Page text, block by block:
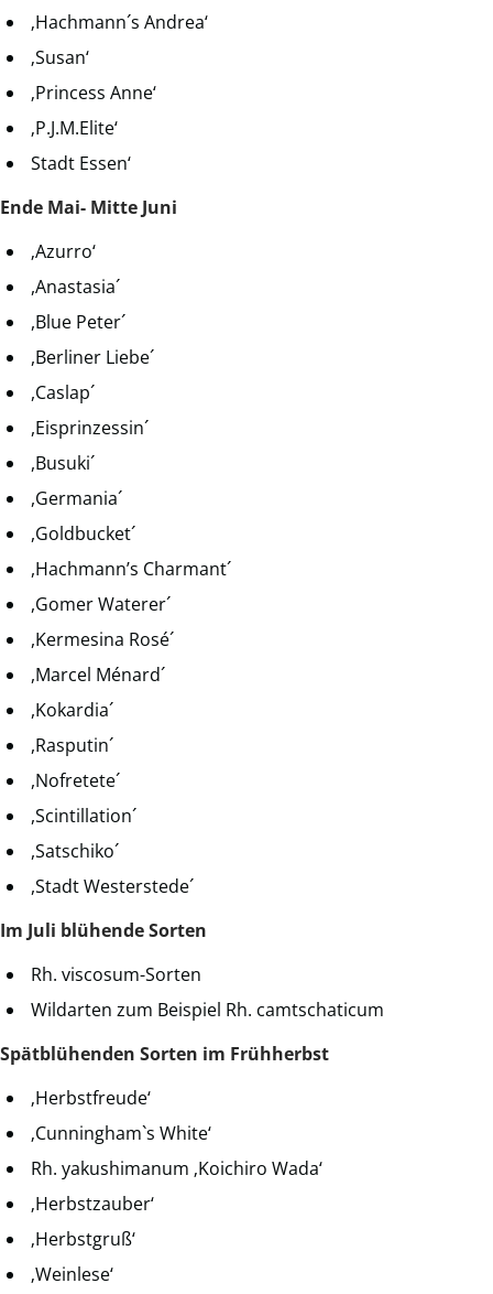
‚Hachmann´s Andrea‘
‚Susan‘
‚Princess Anne‘
‚P.J.M.Elite‘
Stadt Essen‘
Ende Mai- Mitte Juni
‚Azurro‘
,Anastasia´
,Blue Peter´
,Berliner Liebe´
,Caslap´
,Eisprinzessin´
,Busuki´
,Germania´
,Goldbucket´
,Hachmann’s Charmant´
,Gomer Waterer´
,Kermesina Rosé´
,Marcel Ménard´
,Kokardia´
,Rasputin´
,Nofretete´
,Scintillation´
,Satschiko´
,Stadt Westerstede´
Im Juli blühende Sorten
Rh. viscosum-Sorten
Wildarten zum Beispiel Rh. camtschaticum
Spätblühenden Sorten im Frühherbst
‚Herbstfreude‘
‚Cunningham`s White‘
Rh. yakushimanum ‚Koichiro Wada‘
‚Herbstzauber‘
‚Herbstgruß‘
‚Weinlese‘